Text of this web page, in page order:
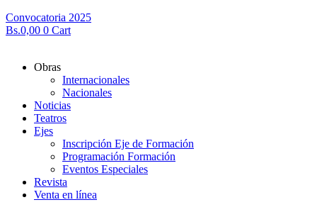
Convocatoria 2025
Bs.0,00 0 Cart
Obras
Internacionales
Nacionales
Noticias
Teatros
Ejes
Inscripción Eje de Formación
Programación Formación
Eventos Especiales
Revista
Venta en línea